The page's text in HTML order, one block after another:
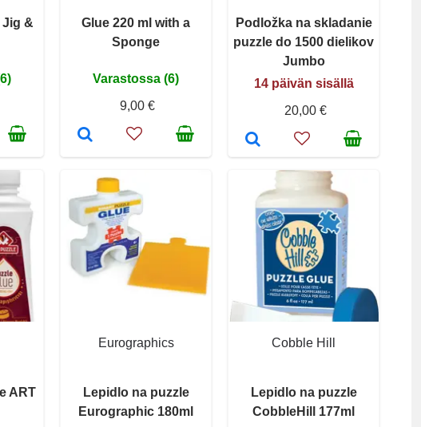
&
Glue 220 ml with a
Sponge
Varastossa (6)
9,00 €
Podložka na skladanie
puzzle do 1500 dielikov
Jumbo
14 päivän sisällä
20,00 €
ART
Eurographics
Lepidlo na puzzle
Eurographic 180ml
Cobble Hill
Lepidlo na puzzle
CobbleHill 177ml